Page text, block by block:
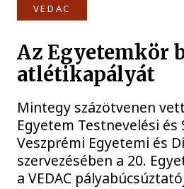
VEDAC
Az Egyetemkör
atlétikapályát
Mintegy százötvenen
Egyetem Testnevelési
Veszprémi Egyetemi és
szervezésében a 20.
a VEDAC